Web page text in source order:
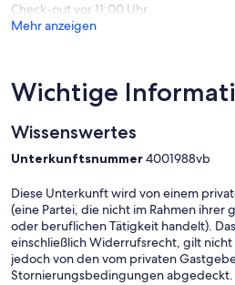
Check-out vor 11:00 Uhr
Mehr anzeigen
Wichtige
Wissenswertes
Unterkunftsnummer4001988vb
Diese Unterkunft wird von einem
(eine Partei, die nicht im Rahmen
oder beruflichen Tätigkeit handelt).
einschließlich Widerrufsrecht, gilt
jedoch von den vom privaten
Stornierungsbedingungen abgedeckt.